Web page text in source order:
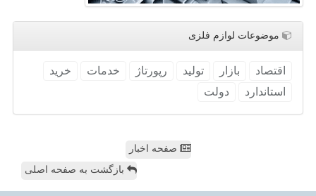
موضوعات لوازم فلزی
اقتصاد بازار تولید رپورتاژ خدمات
خرید
استاندارد
دولت
صفحه اخبار
بازگشت به صفحه اصلی